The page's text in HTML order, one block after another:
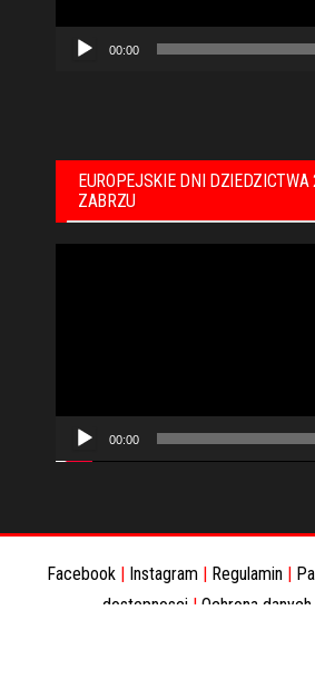
00:00
EUROPEJSKIE DNI DZIEDZICTWA
ZABRZU
00:00
Facebook Instagram Regulamin
dostepnosci | Ochrona